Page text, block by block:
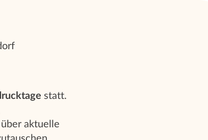
statt.
aktuelle